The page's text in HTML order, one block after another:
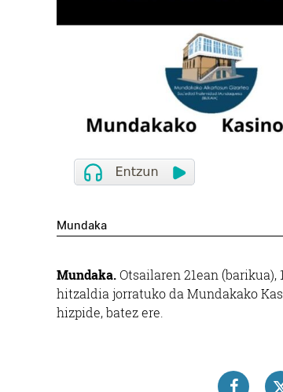
Mundaka
Mundaka.Otsailaren 21ean
hitzaldia jorratuko da Mundakako
hizpide, batez ere.